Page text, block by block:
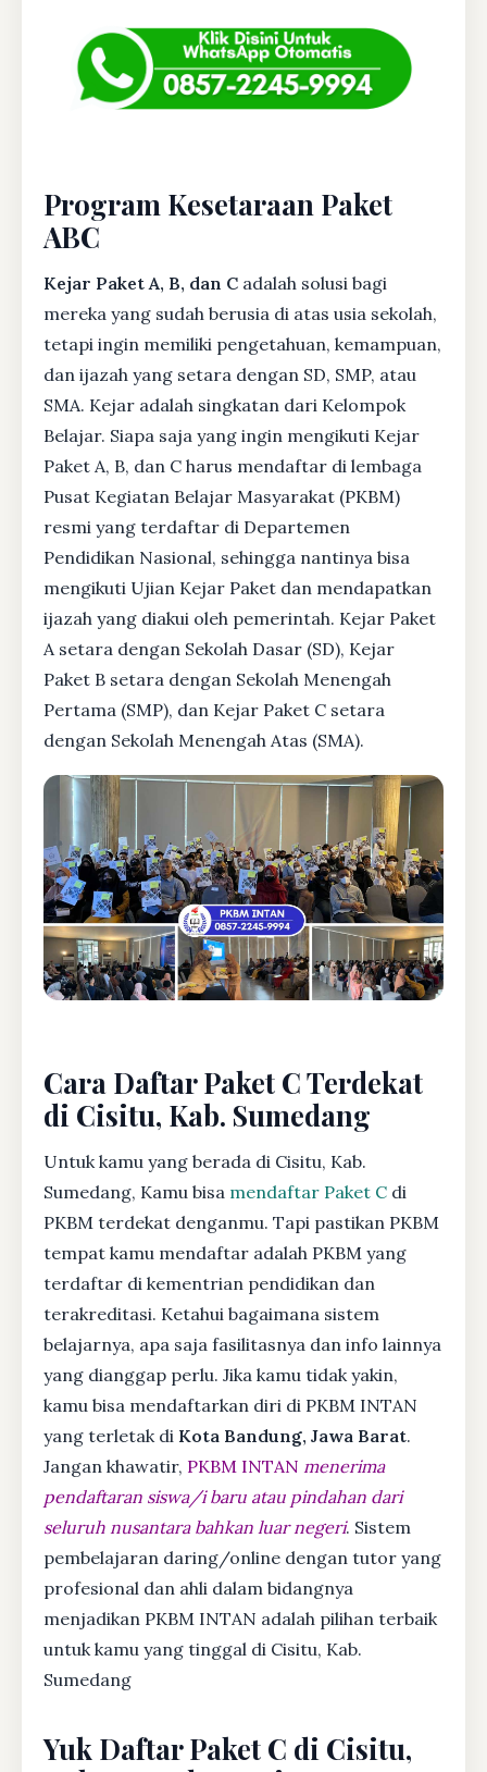
Program Kesetaraan Paket
ABC
Kejar Paket A, B, dan C adalah solusi bagi
mereka yang sudah berusia di atas usia sekolah,
tetapi ingin memiliki pengetahuan, kemampuan,
dan ijazah yang setara dengan SD, SMP, atau
SMA. Kejar adalah singkatan dari Kelompok
Belajar. Siapa saja yang ingin mengikuti Kejar
Paket A, B, dan C harus mendaftar di lembaga
Pusat Kegiatan Belajar Masyarakat (PKBM)
resmi yang terdaftar di Departemen
Pendidikan Nasional, sehingga nantinya bisa
mengikuti Ujian Kejar Paket dan mendapatkan
ijazah yang diakui oleh pemerintah. Kejar Paket
A setara dengan Sekolah Dasar (SD), Kejar
Paket B setara dengan Sekolah Menengah
Pertama (SMP), dan Kejar Paket C setara
dengan Sekolah Menengah Atas (SMA).
Cara Daftar Paket C Terdekat
di Cisitu, Kab. Sumedang
Untuk kamu yang berada di Cisitu, Kab.
Sumedang, Kamu bisa mendaftar Paket C di
PKBM terdekat denganmu. Tapi pastikan PKBM
tempat kamu mendaftar adalah PKBM yang
terdaftar di kementrian pendidikan dan
terakreditasi. Ketahui bagaimana sistem
belajarnya, apa saja fasilitasnya dan info lainnya
yang dianggap perlu. Jika kamu tidak yakin,
kamu bisa mendaftarkan diri di PKBM INTAN
yang terletak di Kota Bandung, Jawa Barat.
Jangan khawatir, PKBM INTAN menerima
pendaftaran siswa/i baru atau pindahan dari
seluruh nusantara bahkan luar negeri. Sistem
pembelajaran daring/online dengan tutor yang
profesional dan ahli dalam bidangnya
menjadikan PKBM INTAN adalah pilihan terbaik
untuk kamu yang tinggal di Cisitu, Kab.
Sumedang
Yuk Daftar Paket C di Cisitu,